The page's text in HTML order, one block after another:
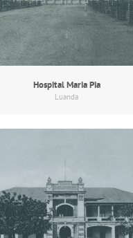
Hospital Maria Pia
Luanda